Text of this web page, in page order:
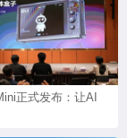
正式发布：让AI